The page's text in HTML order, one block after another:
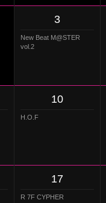
3
New Beat M@STER
vol.2
10
H.O.F
17
R 7F CYPHER